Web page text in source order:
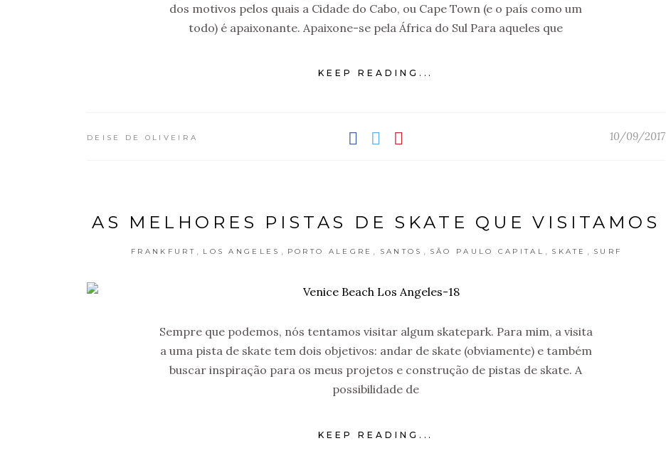
dos motivos pelos quais a Cidade do Cabo, ou Cape Town (e o país como um
todo) é apaixonante. Apaixone-se pela África do Sul Para aqueles que
KEEP READING...
DEISE DE OLIVEIRA 10/09/2017
AS MELHORES PISTAS DE SKATE QUE VISITAMOS
FRANKFURT LOS ANGELES PORTO ALEGRE SANTOS SÃO PAULO CAPITAL SKATE SURF
Sempre que podemos, nós tentamos visitar algum skatepark. Para mim, a visita
a uma pista de skate tem dois objetivos: andar de skate (obviamente) e também
buscar inspiração para os meus projetos e construção de pistas de skate. A
possibilidade de
KEEP READING...